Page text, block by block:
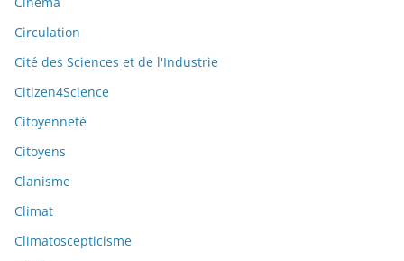
Circulation
Cité des Sciences et de l'Industrie
Citizen4Science
Citoyenneté
Citoyens
Clanisme
Climat
Climatoscepticisme